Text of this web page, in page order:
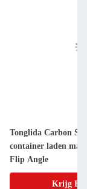
Tonglida Carbon
container laden
Flip Angle
Krijg